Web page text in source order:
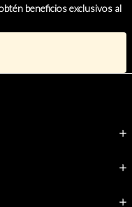
beneficios exclusivos al